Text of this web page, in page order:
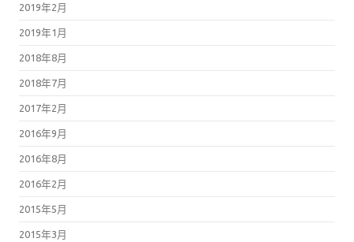
2019年2月
2019年1月
2018年8月
2018年7月
2017年2月
2016年9月
2016年8月
2016年2月
2015年5月
2015年3月